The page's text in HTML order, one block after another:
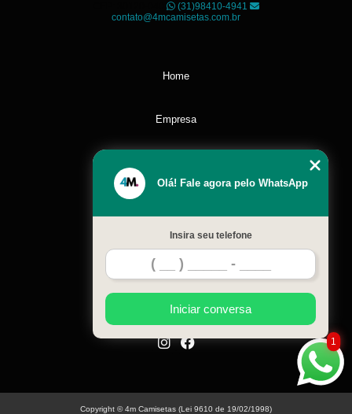
(31)98410-4941
contato@4mcamisetas.com.br
Home
Empresa
Contato
Mapa do site
1
Olá! Fale agora pelo WhatsApp
Insira seu telefone
Iniciar conversa
Copyright © 4m Camisetas (Lei 9610 de 19/02/1998)